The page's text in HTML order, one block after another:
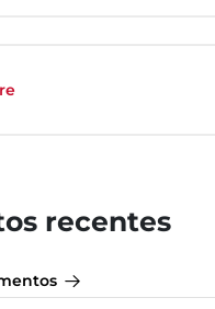
recentes